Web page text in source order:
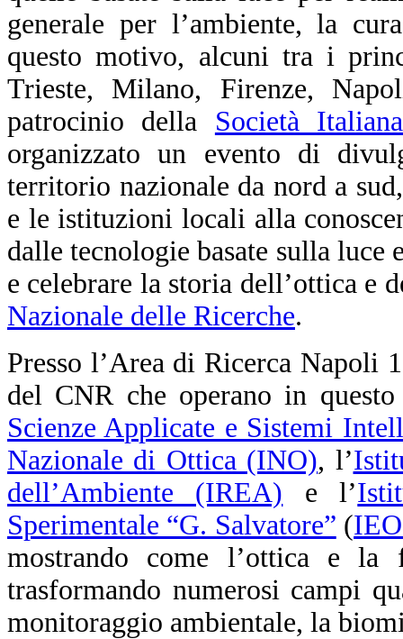
generale per l’ambiente, la
questo motivo, alcuni tra i
Trieste, Milano, Firenze,
patrocinio della Società
organizzato un evento di
territorio nazionale da nord a
e le istituzioni locali alla
dalle tecnologie basate sulla
e celebrare la storia dell’ottica e
Nazionale delle Ricerche.
Presso l’Area di Ricerca
del CNR che operano in
Scienze Applicate e Sistemi
Nazionale di Ottica (INO), l’
dell’Ambiente (IREA) e l’
Sperimentale “G. Salvatore” (
mostrando come l’ottica e la
trasformando numerosi campi
monitoraggio ambientale, la